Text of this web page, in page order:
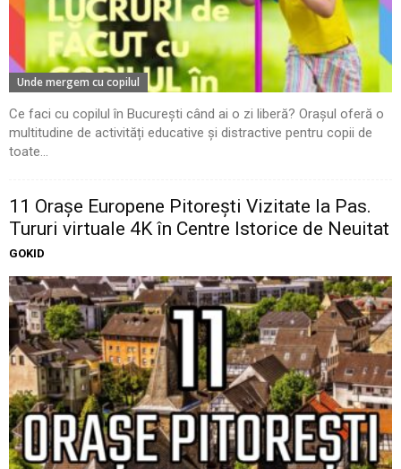
Unde mergem cu copilul
Ce faci cu copilul în București când ai o zi liberă? Orașul oferă o
multitudine de activități educative și distractive pentru copii de
toate...
11 Oraşe Europene Pitoreşti Vizitate la Pas.
Tururi virtuale 4K în Centre Istorice de Neuitat
GOKID